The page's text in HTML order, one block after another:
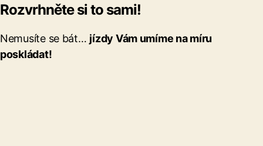
Rozvrhněte si to sami!
Nemusíte se bát… jízdy Vám umíme na míru
poskládat!